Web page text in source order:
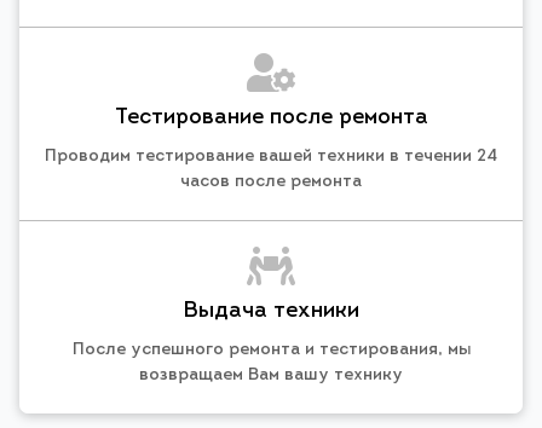
Тестирование после ремонта
Проводим тестирование вашей техники в течении 24
часов после ремонта
Выдача техники
После успешного ремонта и тестирования, мы
возвращаем Вам вашу технику